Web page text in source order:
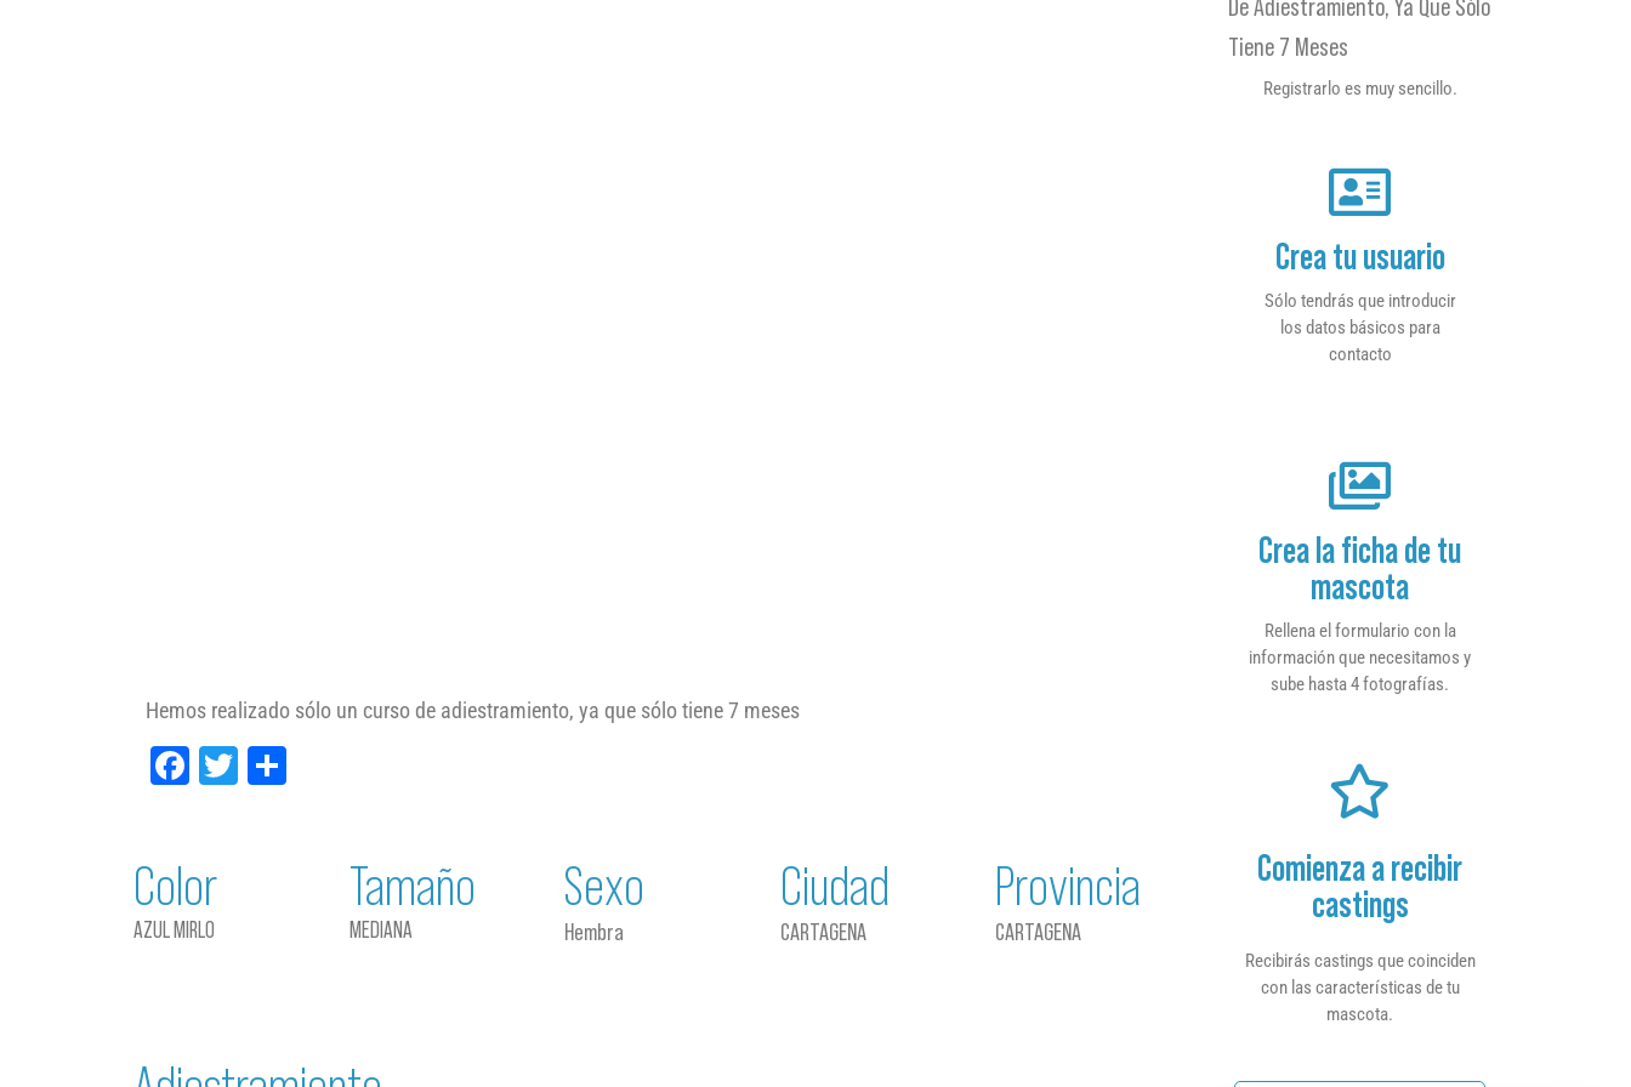
Hemos realizado sólo un curso de adiestramiento, ya que sólo tiene 7 meses
Facebook
Twitter
Color
AZUL MIRLO
Tamaño
MEDIANA
Sexo
Hembra
Ciudad
CARTAGENA
Provincia
CARTAGENA
De Adiestramiento, Ya Que Sólo
Tiene 7 Meses
Registrarlo es muy sencillo.
Crea tu usuario
Sólo tendrás que introducir
los datos básicos para
contacto
Crea la ficha de tu
mascota
Rellena el formulario con la
información que necesitamos y
sube hasta 4 fotografías.
Comienza a recibir
castings
Recibirás castings que coinciden
con las características de tu
mascota.